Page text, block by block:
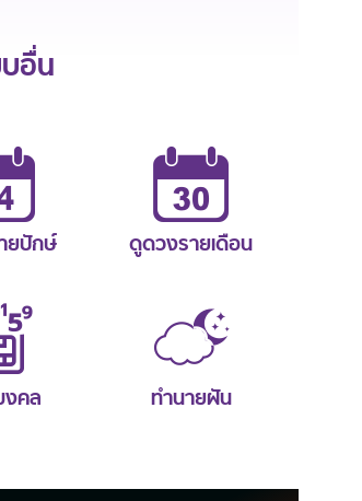
อื่น
ยปักษ์ ดูดวงรายเดือน
งคล ทำนายฝัน